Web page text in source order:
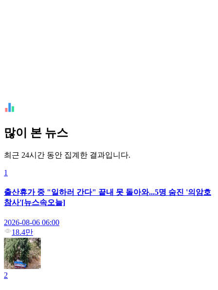
많이 본 뉴스
최근 24시간 동안 집계한 결과입니다.
1
출산휴가 중 "일하러 간다" 끝내 못 돌아와...5명 숨진 '의암호
참사'[뉴스속오늘]
2026-08-06 06:00
18.4만
2